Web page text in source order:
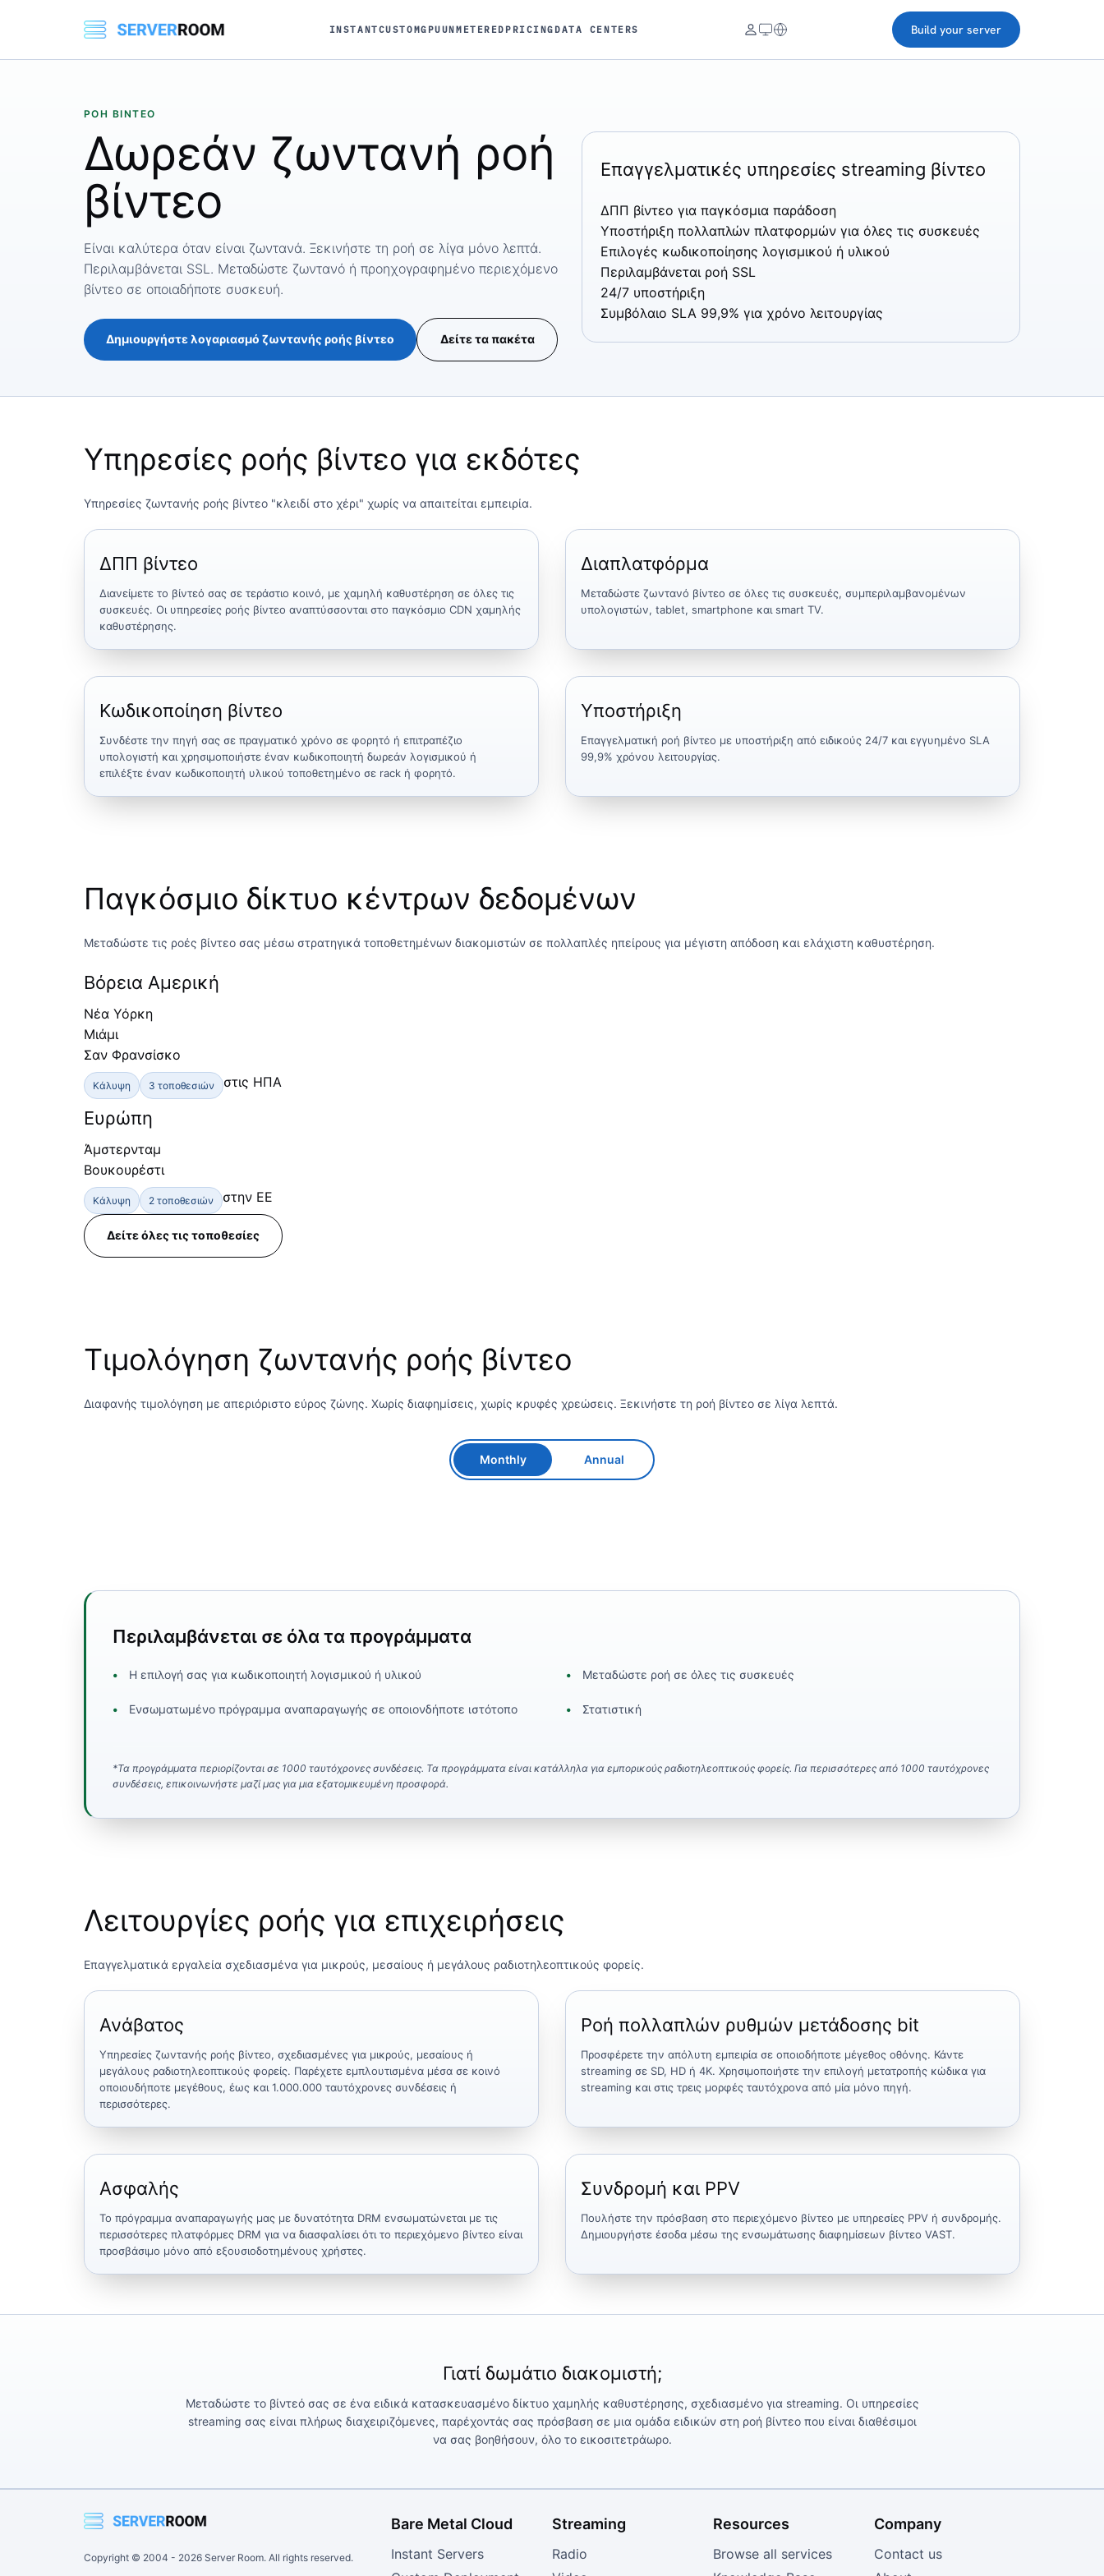
INSTANTCUSTOMGPUUNMETERED PRICING DATA CENTERS Build your server
ΡΟΉ ΒΊΝΤΕΟ
Δωρεάν ζωντανή ροή
βίντεο
Είναι καλύτερα όταν είναι ζωντανά. Ξεκινήστε τη ροή σε λίγα μόνο λεπτά.
Περιλαμβάνεται SSL. Μεταδώστε ζωντανό ή προηχογραφημένο περιεχόμενο
βίντεο σε οποιαδήποτε συσκευή.
Δημιουργήστε λογαριασμό ζωντανής ροής βίντεο Δείτε τα πακέτα
Επαγγελματικές υπηρεσίες streaming βίντεο
ΔΠΠ βίντεο για παγκόσμια παράδοση
Υποστήριξη πολλαπλών πλατφορμών για όλες τις συσκευές
Επιλογές κωδικοποίησης λογισμικού ή υλικού
Περιλαμβάνεται ροή SSL
24/7 υποστήριξη
Συμβόλαιο SLA 99,9% για χρόνο λειτουργίας
Υπηρεσίες ροής βίντεο για εκδότες
Υπηρεσίες ζωντανής ροής βίντεο "κλειδί στο χέρι" χωρίς να απαιτείται εμπειρία.
ΔΠΠ βίντεο
Διανείμετε το βίντεό σας σε τεράστιο κοινό, με χαμηλή καθυστέρηση σε όλες τις
συσκευές. Οι υπηρεσίες ροής βίντεο αναπτύσσονται στο παγκόσμιο CDN χαμηλής
καθυστέρησης.
Διαπλατφόρμα
Μεταδώστε ζωντανό βίντεο σε όλες τις συσκευές, συμπεριλαμβανομένων
υπολογιστών, tablet, smartphone και smart TV.
Κωδικοποίηση βίντεο
Συνδέστε την πηγή σας σε πραγματικό χρόνο σε φορητό ή επιτραπέζιο
υπολογιστή και χρησιμοποιήστε έναν κωδικοποιητή δωρεάν λογισμικού ή
επιλέξτε έναν κωδικοποιητή υλικού τοποθετημένο σε rack ή φορητό.
Υποστήριξη
Επαγγελματική ροή βίντεο με υποστήριξη από ειδικούς 24/7 και εγγυημένο SLA
99,9% χρόνου λειτουργίας.
Παγκόσμιο δίκτυο κέντρων δεδομένων
Μεταδώστε τις ροές βίντεο σας μέσω στρατηγικά τοποθετημένων διακομιστών σε πολλαπλές ηπείρους για μέγιστη απόδοση και ελάχιστη καθυστέρηση.
Βόρεια Αμερική
Νέα Υόρκη
Μιάμι
Σαν Φρανσίσκο
Κάλυψη 3 τοποθεσιών στις ΗΠΑ
Ευρώπη
Άμστερνταμ
Βουκουρέστι
Κάλυψη 2 τοποθεσιών στην ΕΕ
Δείτε όλες τις τοποθεσίες
Τιμολόγηση ζωντανής ροής βίντεο
Διαφανής τιμολόγηση με απεριόριστο εύρος ζώνης. Χωρίς διαφημίσεις, χωρίς κρυφές χρεώσεις. Ξεκινήστε τη ροή βίντεο σε λίγα λεπτά.
Monthly Annual
Περιλαμβάνεται σε όλα τα προγράμματα
Η επιλογή σας για κωδικοποιητή λογισμικού ή υλικού Μεταδώστε ροή σε όλες τις συσκευές
Ενσωματωμένο πρόγραμμα αναπαραγωγής σε οποιονδήποτε ιστότοπο Στατιστική
*Τα προγράμματα περιορίζονται σε 1000 ταυτόχρονες συνδέσεις. Τα προγράμματα είναι κατάλληλα για εμπορικούς ραδιοτηλεοπτικούς φορείς. Για περισσότερες από 1000 ταυτόχρονες
συνδέσεις, επικοινωνήστε μαζί μας για μια εξατομικευμένη προσφορά.
Λειτουργίες ροής για επιχειρήσεις
Επαγγελματικά εργαλεία σχεδιασμένα για μικρούς, μεσαίους ή μεγάλους ραδιοτηλεοπτικούς φορείς.
Ανάβατος
Υπηρεσίες ζωντανής ροής βίντεο, σχεδιασμένες για μικρούς, μεσαίους ή
μεγάλους ραδιοτηλεοπτικούς φορείς. Παρέχετε εμπλουτισμένα μέσα σε κοινό
οποιουδήποτε μεγέθους, έως και 1.000.000 ταυτόχρονες συνδέσεις ή
περισσότερες.
Ροή πολλαπλών ρυθμών μετάδοσης bit
Προσφέρετε την απόλυτη εμπειρία σε οποιοδήποτε μέγεθος οθόνης. Κάντε
streaming σε SD, HD ή 4K. Χρησιμοποιήστε την επιλογή μετατροπής κώδικα για
streaming και στις τρεις μορφές ταυτόχρονα από μία μόνο πηγή.
Ασφαλής
Το πρόγραμμα αναπαραγωγής μας με δυνατότητα DRM ενσωματώνεται με τις
περισσότερες πλατφόρμες DRM για να διασφαλίσει ότι το περιεχόμενο βίντεο είναι
προσβάσιμο μόνο από εξουσιοδοτημένους χρήστες.
Συνδρομή και PPV
Πουλήστε την πρόσβαση στο περιεχόμενο βίντεο με υπηρεσίες PPV ή συνδρομής.
Δημιουργήστε έσοδα μέσω της ενσωμάτωσης διαφημίσεων βίντεο VAST.
Γιατί δωμάτιο διακομιστή;
Μεταδώστε το βίντεό σας σε ένα ειδικά κατασκευασμένο δίκτυο χαμηλής καθυστέρησης, σχεδιασμένο για streaming. Οι υπηρεσίες
streaming σας είναι πλήρως διαχειριζόμενες, παρέχοντάς σας πρόσβαση σε μια ομάδα ειδικών στη ροή βίντεο που είναι διαθέσιμοι
να σας βοηθήσουν, όλο το εικοσιτετράωρο.
Copyright © 2004 - 2026 Server Room. All rights reserved.
Bare Metal Cloud
Instant Servers
Streaming
Radio
Resources
Browse all services
Company
Contact us